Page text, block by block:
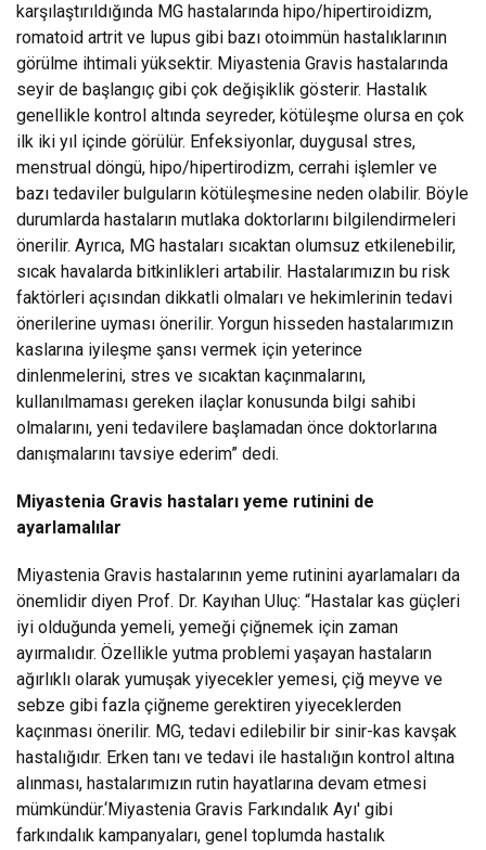
karşılaştırıldığında MG hastalarında hipo/hipertiroidizm,
romatoid artrit ve lupus gibi bazı otoimmün hastalıklarının
görülme ihtimali yüksektir. Miyastenia Gravis hastalarında
seyir de başlangıç gibi çok değişiklik gösterir. Hastalık
genellikle kontrol altında seyreder, kötüleşme olursa en çok
ilk iki yıl içinde görülür. Enfeksiyonlar, duygusal stres,
menstrual döngü, hipo/hipertirodizm, cerrahi işlemler ve
bazı tedaviler bulguların kötüleşmesine neden olabilir. Böyle
durumlarda hastaların mutlaka doktorlarını bilgilendirmeleri
önerilir. Ayrıca, MG hastaları sıcaktan olumsuz etkilenebilir,
sıcak havalarda bitkinlikleri artabilir. Hastalarımızın bu risk
faktörleri açısından dikkatli olmaları ve hekimlerinin tedavi
önerilerine uyması önerilir. Yorgun hisseden hastalarımızın
kaslarına iyileşme şansı vermek için yeterince
dinlenmelerini, stres ve sıcaktan kaçınmalarını,
kullanılmaması gereken ilaçlar konusunda bilgi sahibi
olmalarını, yeni tedavilere başlamadan önce doktorlarına
danışmalarını tavsiye ederim” dedi.
Miyastenia Gravis hastaları yeme rutinini de
ayarlamalılar
Miyastenia Gravis hastalarının yeme rutinini ayarlamaları da
önemlidir diyen Prof. Dr. Kayıhan Uluç: “Hastalar kas güçleri
iyi olduğunda yemeli, yemeği çiğnemek için zaman
ayırmalıdır. Özellikle yutma problemi yaşayan hastaların
ağırlıklı olarak yumuşak yiyecekler yemesi, çiğ meyve ve
sebze gibi fazla çiğneme gerektiren yiyeceklerden
kaçınması önerilir. MG, tedavi edilebilir bir sinir-kas kavşak
hastalığıdır. Erken tanı ve tedavi ile hastalığın kontrol altına
alınması, hastalarımızın rutin hayatlarına devam etmesi
mümkündür.‘Miyastenia Gravis Farkındalık Ayı' gibi
farkındalık kampanyaları, genel toplumda hastalık